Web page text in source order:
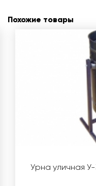
Похожие товары
Урна уличная